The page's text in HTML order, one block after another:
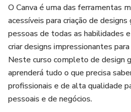
O Canva é uma das ferramentas
acessíveis para criação de
pessoas de todas as habilidades
criar designs impressionantes
Neste curso completo de design
aprenderá tudo o que precisa
profissionais e de alta qualidade
pessoais e de negócios.